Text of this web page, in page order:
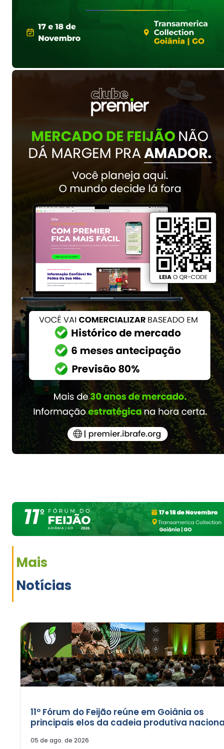
Mais
Notícias
11º Fórum do Feijão reúne em Goiânia os
principais elos da cadeia produtiva
05 de ago. de 2026